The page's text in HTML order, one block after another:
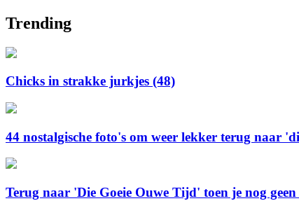
Trending
Chicks in strakke jurkjes (48)
44 nostalgische foto's om weer lekker terug naar
Terug naar 'Die Goeie Ouwe Tijd' toen je nog